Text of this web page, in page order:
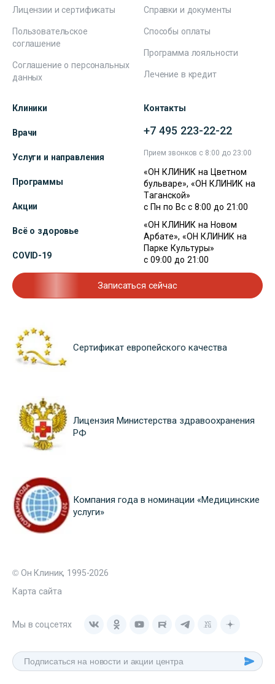
Лицензии и сертификаты
Пользовательское
соглашение
Соглашение о персональных
данных
Справки и документы
Способы оплаты
Программа лояльности
Лечение в кредит
Клиники
Врачи
Услуги и направления
Программы
Акции
Всё о здоровье
COVID-19
Контакты
+7 495 223-22-22
Прием звонков с 8:00 до 23:00
«ОН КЛИНИК на Цветном
бульваре», «ОН КЛИНИК на
Таганской»
с Пн по Вс с 8:00 до 21:00
«ОН КЛИНИК на Новом
Арбате», «ОН КЛИНИК на
Парке Культуры»
с 09:00 до 21:00
Записаться сейчас
Сертификат европейского качества
Лицензия Министерства здравоохранения
РФ
Компания года в номинации «Медицинские
услуги»
© Он Клиник, 1995-2026
Карта сайта
Мы в соцсетях